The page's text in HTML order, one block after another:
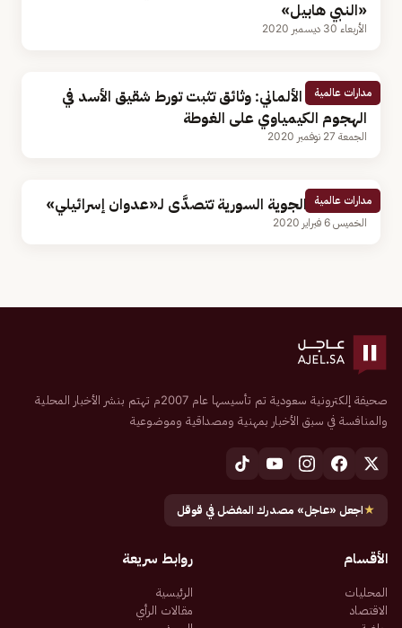
«النبي هابيل»
الأربعاء 30 ديسمبر 2020
مدارات عالمية
التليفزيون الألماني: وثائق تثبت تورط شقيق الأسد في
الهجوم الكيمياوي على الغوطة
الجمعة 27 نوفمبر 2020
مدارات عالمية
الدفاعات الجوية السورية تتصدَّى لـ«عدوان إسرائيلي»
الخميس 6 فبراير 2020
صحيفة إلكترونية سعودية تم تأسيسها عام 2007م تهتم بنشر الأخبار المحلية
والمنافسة في سبق الأخبار بمهنية ومصداقية وموضوعية
★اجعل «عاجل» مصدرك المفضل في قوقل
الأقسام
المحليات
الاقتصاد
روابط سريعة
الرئيسية
مقالات الرأي